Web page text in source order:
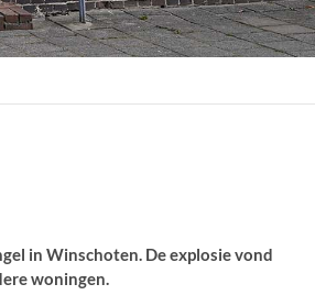
in Winschoten. De explosie vond
woningen.